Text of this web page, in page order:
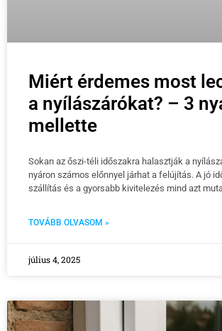
Miért érdemes most
a nyílászárókat? – 3
mellette
Sokan az őszi-téli időszakra halasztják a
nyáron számos előnnyel járhat a felújítás. A jó
szállítás és a gyorsabb kivitelezés mind azt
TOVÁBB OLVASOM »
július 4, 2025